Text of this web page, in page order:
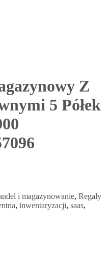
Z
5 Półek
i magazynowanie, Regały
, inwentaryzacji, saas,